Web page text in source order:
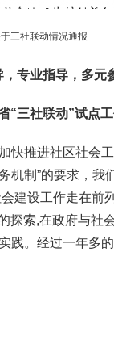
三社联动情况通报
，专业指导，多元
三社联动”试点
快推进社区社会
机制”的要求，我
建设工作走在前
探索,在政府与社
践。经过一年多